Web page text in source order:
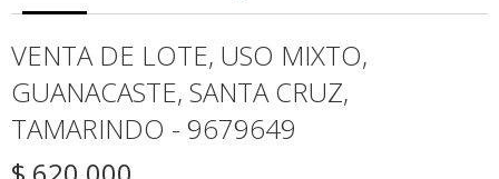
VENTA DE LOTE, USO MIXTO,
GUANACASTE, SANTA CRUZ,
TAMARINDO - 9679649